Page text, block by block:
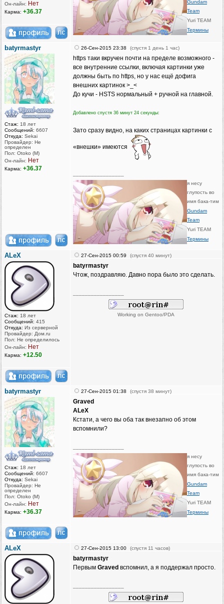
Он-лайн: Нет
Карма: +36.37
Gundam
Team
Yuri TEAM
Термины
batyrmastyr
Стаж: 18 лет
Сообщений: 6607
Откуда: Sekai
Провайдер: Не
определен
Пол: Otoko (M)
Он-лайн: Нет
Карма: +36.37
26-Сен-2015 23:38 (спустя 1 день 1 час)
https таки вкручен почти на пределе возможного -
все внутренние ссылки, включая картинки уже
должны быть по https, но у нас ещё дофига
внешних картинок ‍‍>‍‍_‍‍<‍‍
До кучи - HSTS нормальный + ручной на главной.
Добавлено спустя 36 минут 24 секунды:
Зато сразу видно, на каких страницах картинки с
«внешки» имеются
я несу
глупость во
имя бака-тим
Gundam
Team
Yuri TEAM
Термины
ALeX
Стаж: 18 лет
Сообщений: 415
Откуда: Из серверной
Провайдер: Дом.ru
Пол: Не определилось
Он-лайн: Нет
Карма: +12.50
27-Сен-2015 00:59 (спустя 40 минут)
batyrmastyr
Чтож, поздравляю. Давно пора было это сделать.
Working on Gentoo/PDA
batyrmastyr
Стаж: 18 лет
Сообщений: 6607
Откуда: Sekai
Провайдер: Не
определен
Пол: Otoko (M)
Он-лайн: Нет
Карма: +36.37
27-Сен-2015 01:38 (спустя 38 минут)
Graved
ALeX
Кстати, а чего вы оба так внезапно об этом
вспомнили?
я несу
глупость во
имя бака-тим
Gundam
Team
Yuri TEAM
Термины
ALeX 27-Сен-2015 13:00 (спустя 11 часов)
batyrmastyr
Первым Graved вспомнил, а я поддержал просто.